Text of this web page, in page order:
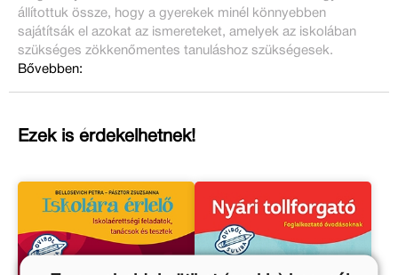
állítottuk össze, hogy a gyerekek minél könnyebben
sajátítsák el azokat az ismereteket, amelyek az iskolában
szükséges zökkenőmentes tanuláshoz szükségesek.
Bővebben:
Ezek is érdekelhetnek!